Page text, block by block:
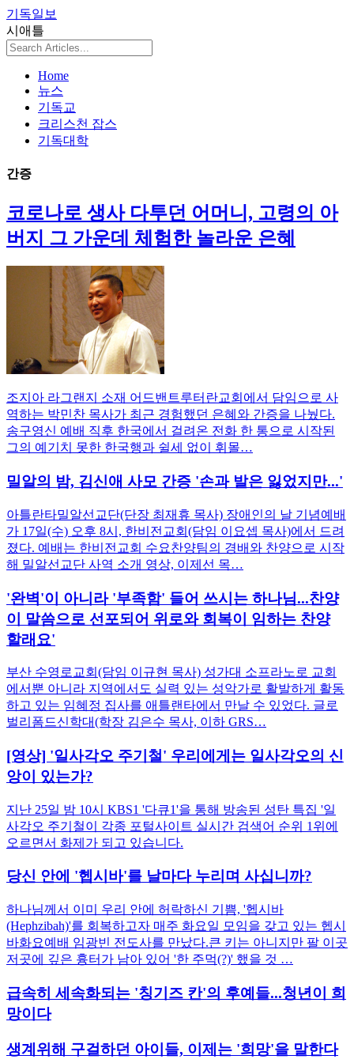
기독일보
시애틀
Home
뉴스
기독교
크리스천 잡스
기독대학
간증
코로나로 생사 다투던 어머니, 고령의 아
버지 그 가운데 체험한 놀라운 은혜
조지아 라그랜지 소재 어드밴트루터란교회에서 담임으로 사
역하는 박민찬 목사가 최근 경험했던 은혜와 간증을 나눴다.
송구영신 예배 직후 한국에서 걸려온 전화 한 통으로 시작된
그의 예기치 못한 한국행과 쉴세 없이 휘몰…
밀알의 밤, 김신애 사모 간증 '손과 발은 잃었지만...'
아틀란타밀알선교단(단장 최재휴 목사) 장애인의 날 기념예배
가 17일(수) 오후 8시, 한비전교회(담임 이요셉 목사)에서 드려
졌다. 예배는 한비전교회 수요찬양팀의 경배와 찬양으로 시작
해 밀알선교단 사역 소개 영상, 이제선 목…
'완벽'이 아니라 '부족함' 들어 쓰시는 하나님...찬양
이 말씀으로 선포되어 위로와 회복이 임하는 찬양
할래요'
부산 수영로교회(담임 이규현 목사) 성가대 소프라노로 교회
에서뿐 아니라 지역에서도 실력 있는 성악가로 활발하게 활동
하고 있는 임혜정 집사를 애틀랜타에서 만날 수 있었다. 글로
벌리폼드신학대(학장 김은수 목사, 이하 GRS…
[영상] '일사각오 주기철' 우리에게는 일사각오의 신
앙이 있는가?
지난 25일 밤 10시 KBS1 '다큐1'을 통해 방송된 성탄 특집 '일
사각오 주기철이 각종 포털사이트 실시간 검색어 순위 1위에
오르면서 화제가 되고 있습니다.
당신 안에 '헵시바'를 날마다 누리며 사십니까?
하나님께서 이미 우리 안에 허락하신 기쁨, '헵시바
(Hephzibah)'를 회복하고자 매주 화요일 모임을 갖고 있는 헵시
바화요예배 임광빈 전도사를 만났다.큰 키는 아니지만 팔 이곳
저곳에 깊은 흉터가 남아 있어 '한 주먹(?)' 했을 것 …
급속히 세속화되는 '칭기즈 칸'의 후예들...청년이 희
망이다
생계위해 구걸하던 아이들, 이제는 '희망'을 말한다